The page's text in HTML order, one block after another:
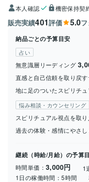
本人確認 機密保持契
販売実績401評価 5.0
納品ごとの予算目安
占い
無意識層リーディング
直感と自己信頼を取り戻す
地に足のついたスピリチュ
悩み相談・カウンセリング
スピリチュアル視点を取
過去の体験・感情にやさし
継続（時給/月給）の予算
時間単価： 3,000円 1
1日の稼働時間：5時間